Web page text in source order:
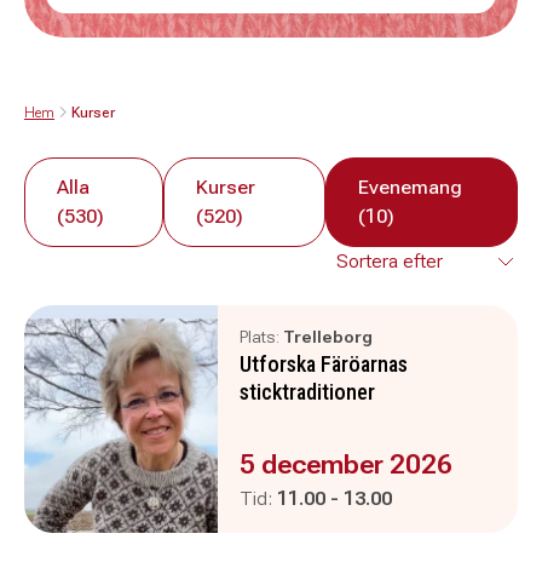
Hem Kurser
Alla
(530)
Kurser
(520)
Evenemang
(10)
Plats: Trelleborg
Utforska Färöarnas
sticktraditioner
Evenemanget är :
5 december 2026
Tid: Pågår mellan
11.00 - och
13.00